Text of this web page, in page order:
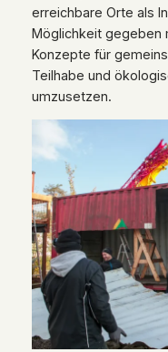
erreichbare Orte als
Möglichkeit gegeben
Konzepte für
Teilhabe und
umzusetzen.